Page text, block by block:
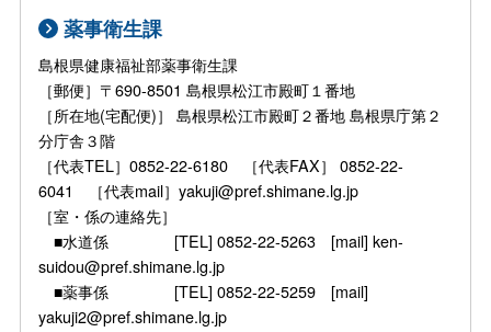
薬事衛生課
島根県健康福祉部薬事衛生課
［郵便］〒690-8501 島根県松江市殿町１番地
［所在地(宅配便)］ 島根県松江市殿町２番地 島根県庁第２
分庁舎３階
［代表TEL］0852-22-6180 ［代表FAX］ 0852-22-
6041 ［代表mail］yakuji@pref.shimane.lg.jp
［室・係の連絡先］
■水道係 [TEL] 0852-22-5263 [mail] ken-
suidou@pref.shimane.lg.jp
■薬事係 [TEL] 0852-22-5259 [mail]
yakuji2@pref.shimane.lg.jp